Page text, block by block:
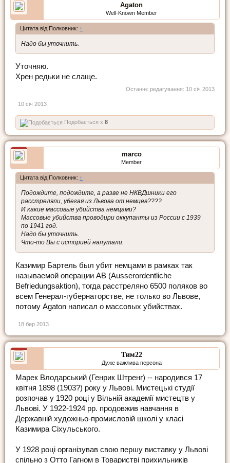
Agaton
Well-Known Member
Цитата від Полковник: ↑
Надо бы уточнить.
Уточняю.
Хрен редьки не слаще.
Останнє редагування: 10 січ 2013
10 січ 2013
Подобається x 8
marco
Member
Цитата від Полковник: ↑
Подождите, подождите, а разве не НКВДшники его
расстреляли, убегая из Львова от немцев????
И какие массовые убийства немцами?
Массовые убийства проводири оккупанты из России с 1939
по 1941 год.
Надо бы уточнить.
Что-то Вы с историей напутали.
Казимир Бартель был убит немцами в рамках так
называемой операции AB (Ausserordentliche
Befriedungsaktion), тогда расстреляно 6500 поляков во
всем Генерал-губернаторстве, не только во Львове,
потому Agaton написал о массовых убийствах.
18 бер 2013
Тим22
Дуже важлива персона
Марек Влодарський (Генрик Штренг) -- народився 17
квітня 1898 (1903?) року у Львові. Мистецькі студії
розпочав у 1920 році у Вільній академії мистецтв у
Львові. У 1922-1924 рр. продовжив навчання в
Державній художньо-промисловій школі у класі
Казимира Сіхульського.
У 1928 році організував свою першу виставку у Львові
спільно з Отто Гагном в Товаристві прихильників